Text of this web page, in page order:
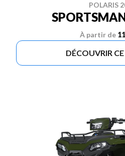
POLARIS
À partir de
DÉCOUVRIR